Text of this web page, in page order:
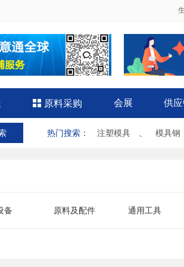
 原料采购 会展 供
热门搜索 ： 注塑模具 模具钢
备 原料及配件 通用工具